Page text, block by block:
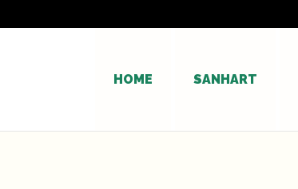
HOME SANHART